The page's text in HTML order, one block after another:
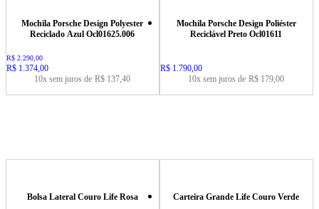
Mochila Porsche Design Polyester
Reciclado Azul Ocl01625.006
Original price:
R$ 2.290,00
Price:
R$ 1.374,00
10x sem juros de R$ 137,40
Mochila Porsche Design Poliéster
Reciclável Preto Ocl01611
Price:
R$ 1.790,00
10x sem juros de R$ 179,00
Bolsa Lateral Couro Life Rosa Carteira Grande Life Couro Verde